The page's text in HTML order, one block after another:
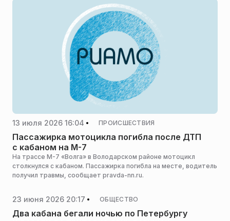
13 июля 2026 16:04 ПРОИСШЕСТВИЯ
Пассажирка мотоцикла погибла после ДТП
с кабаном на М-7
На трассе М-7 «Волга» в Володарском районе мотоцикл
столкнулся с кабаном. Пассажирка погибла на месте, водитель
получил травмы, сообщает pravda-nn.ru.
23 июня 2026 20:17 ОБЩЕСТВО
Два кабана бегали ночью по Петербургу